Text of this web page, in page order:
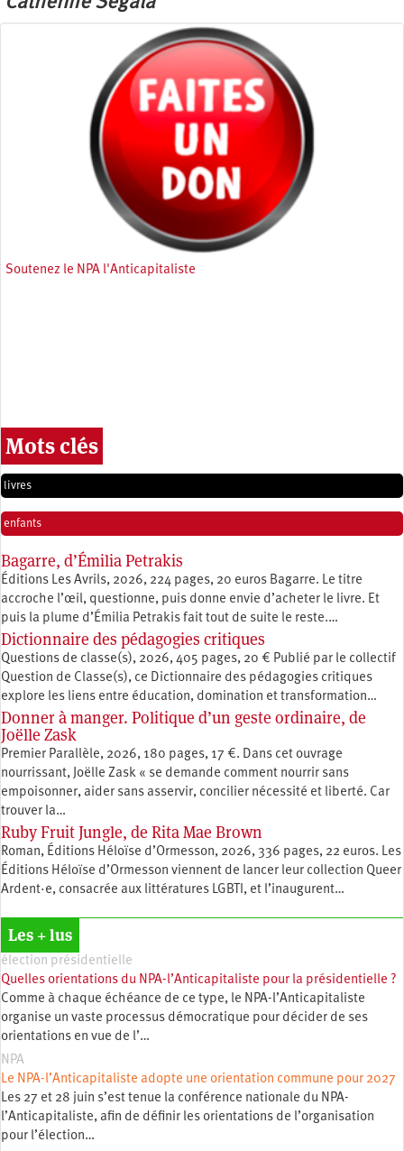
Soutenez le NPA l'Anticapitaliste
Mots clés
livres
enfants
Bagarre, d’Émilia Petrakis
Éditions Les Avrils, 2026, 224 pages, 20 euros Bagarre. Le titre
accroche l’œil, questionne, puis donne envie d’acheter le livre. Et
puis la plume d’Émilia Petrakis fait tout de suite le reste.…
Dictionnaire des pédagogies critiques
Questions de classe(s), 2026, 405 pages, 20 € Publié par le collectif
Question de Classe(s), ce Dictionnaire des pédagogies critiques
explore les liens entre éducation, ­domination et transformation…
Donner à manger. Politique d’un geste ordinaire, de
Joëlle Zask
Premier Parallèle, 2026, 180 pages, 17 €. Dans cet ouvrage
nourrissant, Joëlle Zask « se demande comment nourrir sans
empoisonner, aider sans asservir, concilier nécessité et liberté. Car
trouver la…
Ruby Fruit Jungle, de Rita Mae Brown
Roman, Éditions Héloïse d’Ormesson, 2026, 336 pages, 22 euros. Les
Éditions Héloïse d’Ormesson viennent de lancer leur collection Queer
Ardent·e, consacrée aux littératures LGBTI, et l’inaugurent…
Les + lus
élection présidentielle
Quelles orientations du NPA-l’Anticapitaliste pour la présidentielle ?
Comme à chaque échéance de ce type, le NPA-l’Anticapitaliste
organise un vaste processus démocratique pour décider de ses
orientations en vue de l’…
NPA
Le NPA-l’Anticapitaliste adopte une orientation commune pour 2027
Les 27 et 28 juin s’est tenue la conférence nationale du NPA-
l’Anticapitaliste, afin de définir les orientations de l’organisation
pour l’élection…